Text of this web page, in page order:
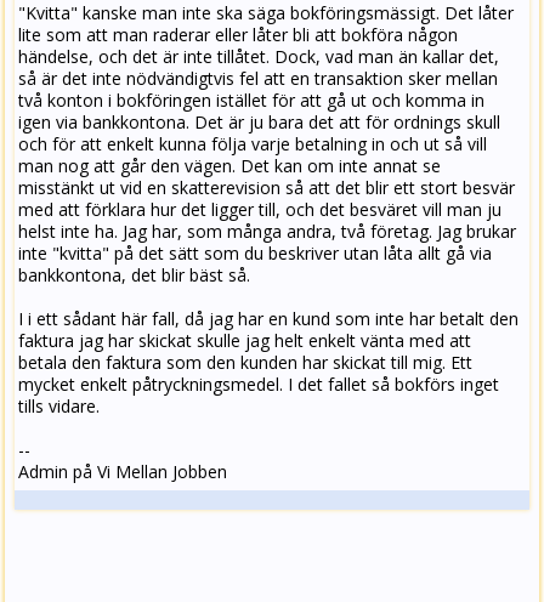
"Kvitta" kanske man inte ska säga bokföringsmässigt. Det låter
lite som att man raderar eller låter bli att bokföra någon
händelse, och det är inte tillåtet. Dock, vad man än kallar det,
så är det inte nödvändigtvis fel att en transaktion sker mellan
två konton i bokföringen istället för att gå ut och komma in
igen via bankkontona. Det är ju bara det att för ordnings skull
och för att enkelt kunna följa varje betalning in och ut så vill
man nog att går den vägen. Det kan om inte annat se
misstänkt ut vid en skatterevision så att det blir ett stort besvär
med att förklara hur det ligger till, och det besväret vill man ju
helst inte ha. Jag har, som många andra, två företag. Jag brukar
inte "kvitta" på det sätt som du beskriver utan låta allt gå via
bankkontona, det blir bäst så.
I i ett sådant här fall, då jag har en kund som inte har betalt den
faktura jag har skickat skulle jag helt enkelt vänta med att
betala den faktura som den kunden har skickat till mig. Ett
mycket enkelt påtryckningsmedel. I det fallet så bokförs inget
tills vidare.
--
Admin på Vi Mellan Jobben